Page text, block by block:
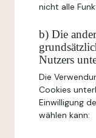
nicht alle
b) Die
Nutzers
Die
Cookies
Einwilligung
wählen kann: